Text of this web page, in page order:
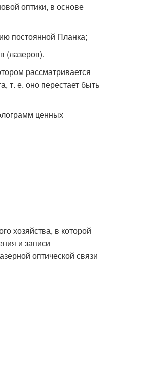
оптики, в основе
постоянной Планка;
(лазеров).
рассматривается
т. е. оно перестает быть
ценных
хозяйства, в которой
и записи
оптической связи